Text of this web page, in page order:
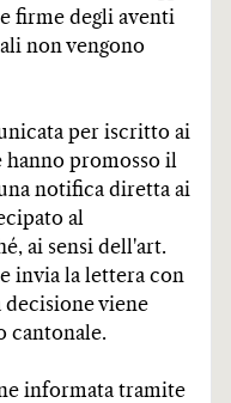
firme degli aventi
non vengono
per iscritto ai
promosso il
notifica diretta ai
al
ai sensi dell'art.
invia la lettera con
viene
cantonale.
informata tramite